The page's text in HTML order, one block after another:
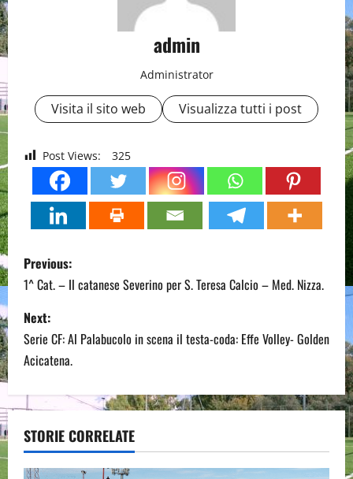
admin
Administrator
Visita il sito web Visualizza tutti i post
Post Views: 325
P
o
s
t
n
a
v
Previous:
1^ Cat. – Il catanese Severino per S. Teresa Calcio – Med. Nizza.
Next:
Serie CF: Al Palabucolo in scena il testa-coda: Effe Volley- Golden
Acicatena.
STORIE CORRELATE